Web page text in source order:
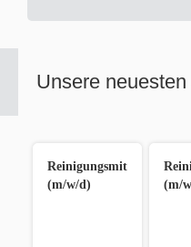
Unsere
Reinigungsmitarbeiter:in
(m/w/d)
(m/